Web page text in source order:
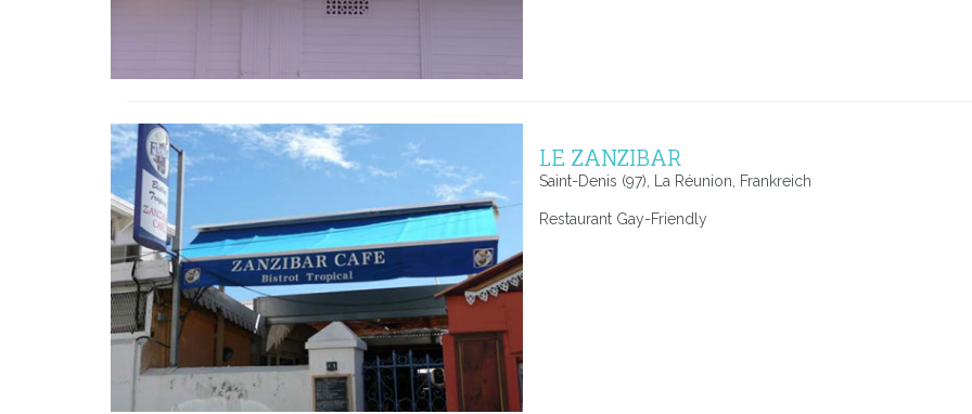
LE ZANZIBAR
Saint-Denis (97), La Réunion, Frankreich
Restaurant Gay-Friendly